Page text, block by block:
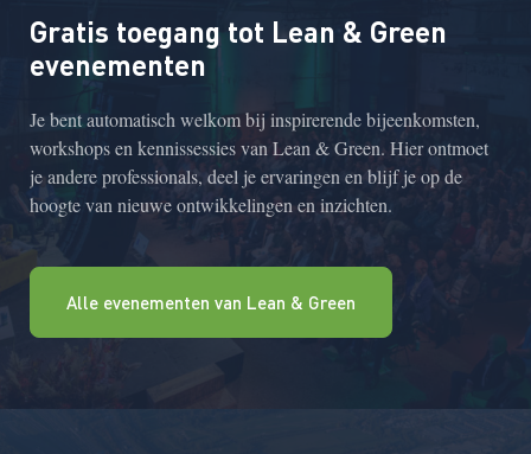
Gratis toegang tot Lean & Green
evenementen
Je bent automatisch welkom bij inspirerende bijeenkomsten,
workshops en kennissessies van Lean & Green. Hier ontmoet
je andere professionals, deel je ervaringen en blijf je op de
hoogte van nieuwe ontwikkelingen en inzichten.
Alle evenementen van Lean & Green